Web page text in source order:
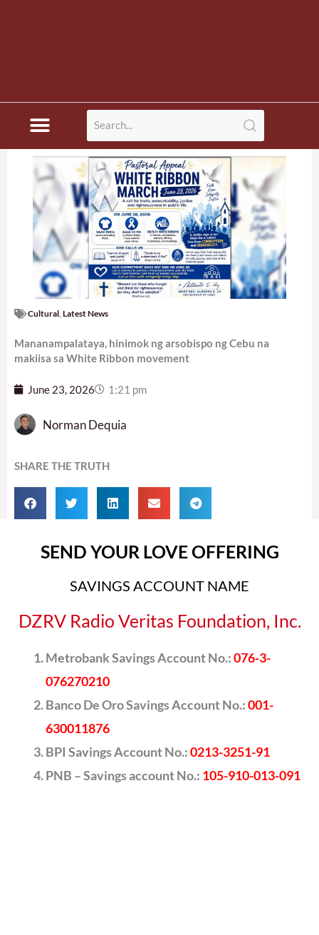
Cultural Latest News
Mananampalataya, hinimok ng arsobispo ng Cebu na
makiisa sa White Ribbon movement
June 23, 2026 1:21 pm
Norman Dequia
SHARE THE TRUTH
SEND YOUR LOVE OFFERING
SAVINGS ACCOUNT NAME
DZRV Radio Veritas Foundation, Inc.
Metrobank Savings Account No.:076-3-
076270210
Banco De Oro Savings Account No.:001-
630011876
BPI Savings Account No.:0213-3251-91
PNB – Savings account No.: 105-910-013-091